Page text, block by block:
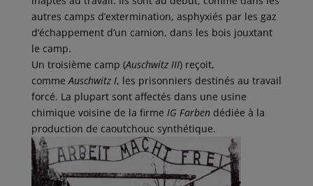
autres camps d’extermination, asphyxiés par les gaz
d’échappement d’un camion, dans les bois jouxtant
le camp.
Un troisième camp (Auschwitz III) reçoit,
commeAuschwitz I, les prisonniers destinés au travail
forcé. La plupart sont affectés dans une usine
chimique voisine de la firme IG Farbendédiée à la
production de caoutchouc synthétique.